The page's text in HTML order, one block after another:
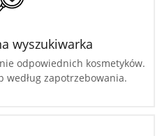
wyszukiwarka
odpowiednich kosmetyków.
według zapotrzebowania.